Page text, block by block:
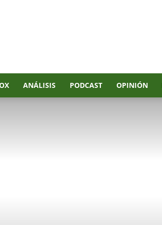
ANÁLISIS PODCAST OPINIÓN